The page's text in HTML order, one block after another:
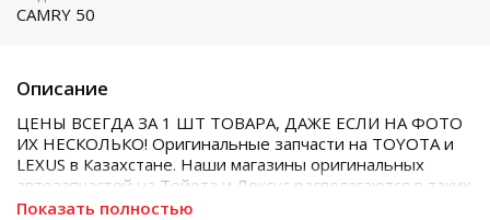
Описание
ЦЕНЫ ВСЕГДА ЗА 1 ШТ ТОВАРА, ДАЖЕ ЕСЛИ НА ФОТО
ИХ НЕСКОЛЬКО! Оригинальные запчасти на TOYOTA и
LEXUS в Казахстане. Наши магазины оригинальных
автозапчастей на Тойота и Лексус располагаются в таких
городах как Алматы, Астана, Шымкент, Кызылорда и
Показать полностью
CAMRY 50